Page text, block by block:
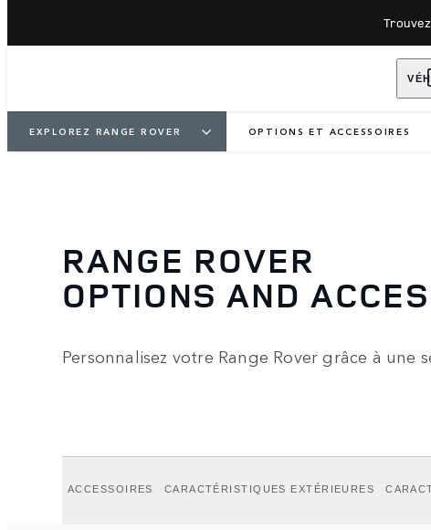
EXPLOREZ RANGE ROVER OPTIONS ET ACCESSOIRES
RANGE ROVER
OPTIONS AND
Personnalisez votre Range Rover grâce à une
ACCESSOIRES CARACTÉRISTIQUES EXTÉRIEURES